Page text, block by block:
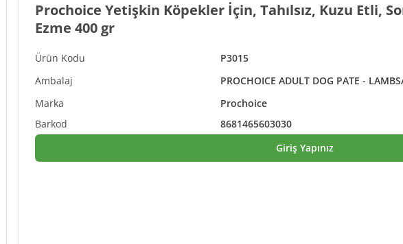
P3015
PROCHOICE ADULT DOG PATE - LAMB
Prochoice Yetişkin Köpekler İçin, Tahılsız, Kuzu Etli,
Ezme 400 gr
Prochoice
8681465603030
Giriş Yapınız